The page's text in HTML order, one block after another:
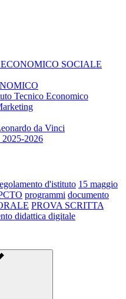
SOCIALE
Tecnico Economico
da Vinci
2026
d'istituto 15 maggio
programmi documento
PROVA SCRITTA
didattica digitale